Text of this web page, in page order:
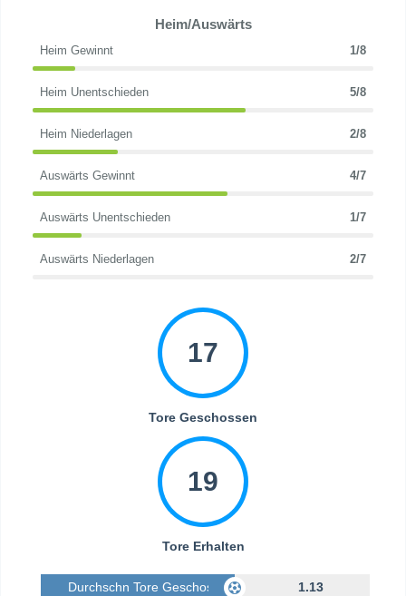
Heim/Auswärts
Heim Gewinnt 1/8
Heim Unentschieden 5/8
Heim Niederlagen 2/8
Auswärts Gewinnt 4/7
Auswärts Unentschieden 1/7
Auswärts Niederlagen 2/7
17
Tore Geschossen
19
Tore Erhalten
Durchschn Tore Geschossen 1.13